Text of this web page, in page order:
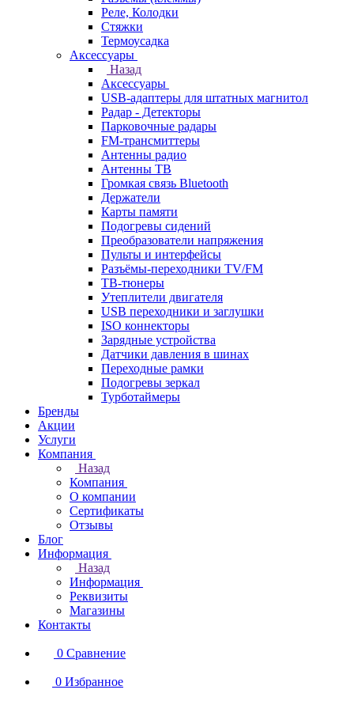
Реле, Колодки
Стяжки
Термоусадка
Аксессуары
Назад
Аксессуары
USB-адаптеры для штатных магнитол
Радар - Детекторы
Парковочные радары
FM-трансмиттеры
Антенны радио
Антенны ТВ
Громкая связь Bluetooth
Держатели
Карты памяти
Подогревы сидений
Преобразователи напряжения
Пульты и интерфейсы
Разъёмы-переходники TV/FM
ТВ-тюнеры
Утеплители двигателя
USB переходники и заглушки
ISO коннекторы
Зарядные устройства
Датчики давления в шинах
Переходные рамки
Подогревы зеркал
Турботаймеры
Бренды
Акции
Услуги
Компания
Назад
Компания
О компании
Сертификаты
Отзывы
Блог
Информация
Назад
Информация
Реквизиты
Магазины
Контакты
0 Сравнение
0 Избранное